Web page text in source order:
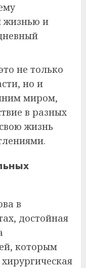
жизнью и
не только
но и
миром,
в разных
жизнь
в
достойная
которым